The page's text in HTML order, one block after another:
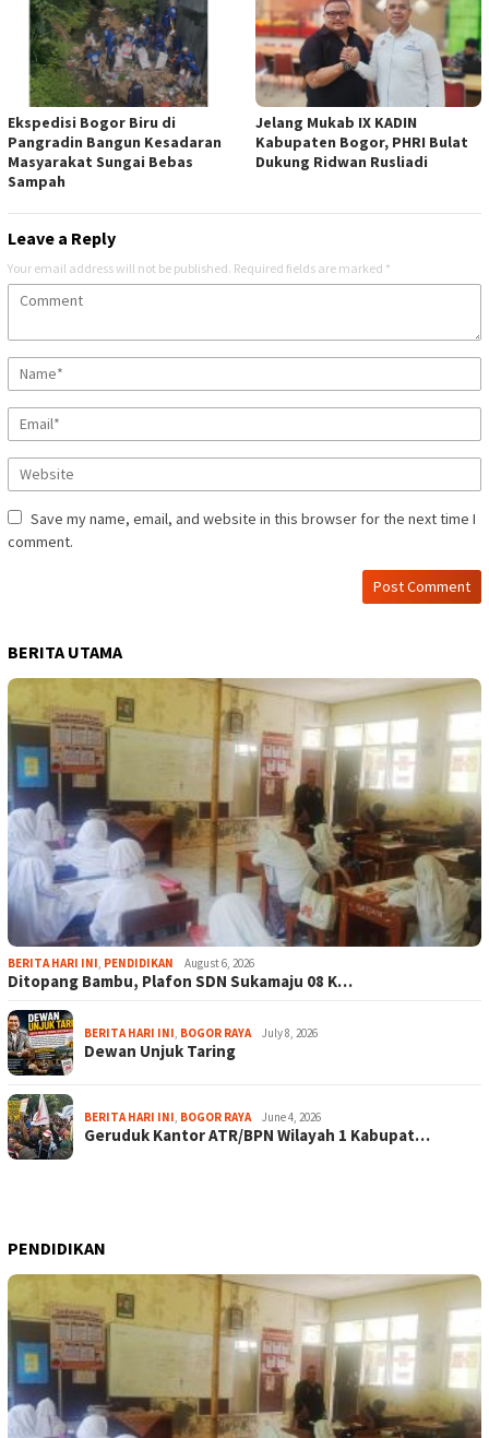
Ekspedisi Bogor Biru di
Pangradin Bangun Kesadaran
Masyarakat Sungai Bebas
Sampah
Jelang Mukab IX KADIN
Kabupaten Bogor, PHRI Bulat
Dukung Ridwan Rusliadi
Leave a Reply
Your email address will not be published. Required fields are marked *
Save my name, email, and website in this browser for the next time I
comment.
BERITA UTAMA
BERITA HARI INI, PENDIDIKAN August 6, 2026
Ditopang Bambu, Plafon SDN Sukamaju 08 K…
BERITA HARI INI, BOGOR RAYA July 8, 2026
Dewan Unjuk Taring
BERITA HARI INI, BOGOR RAYA June 4, 2026
Geruduk Kantor ATR/BPN Wilayah 1 Kabupat…
PENDIDIKAN